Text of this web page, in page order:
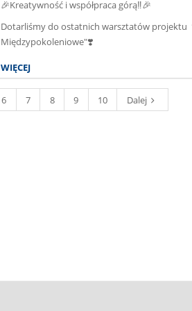
🎉Kreatywność i współpraca górą‼️🎉
Dotarliśmy do ostatnich warsztatów
Międzypokoleniowe"❣️
WIĘCEJ
6 7 8 9 10 Dalej